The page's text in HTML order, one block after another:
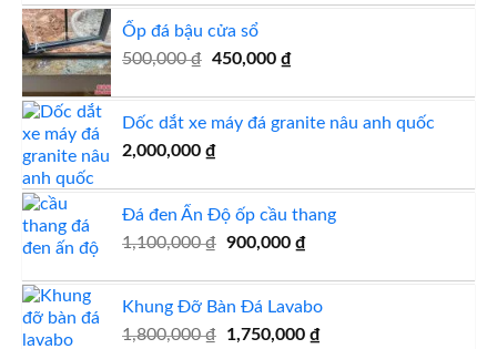
là:
750,000 ₫.
tại
700,000 ₫.
Ốp đá bậu cửa sổ
500,000₫ Giá
500,000 ₫.
450,000 ₫Giá
là:
Dốc dắt xe máy đá granite nâu anh quốc
2,000,000 ₫
Đá đen Ấn Độ ốp cầu thang
1,100,000₫ Giá
1,100,000 ₫.
900,000 ₫Giá
là:
900,000 ₫.
Khung Đỡ Bàn Đá Lavabo
1,800,000₫
Giá
1,750,000 ₫Giá